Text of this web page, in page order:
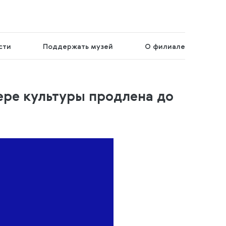
Поддержать музей О филиале
культуры продлена до